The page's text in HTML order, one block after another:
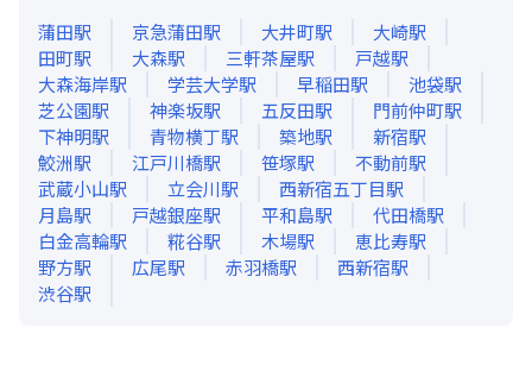
蒲田駅 京急蒲田駅 大井町駅 大崎駅
田町駅 大森駅 三軒茶屋駅 戸越駅
大森海岸駅 学芸大学駅 早稲田駅 池袋駅
芝公園駅 神楽坂駅 五反田駅 門前仲町駅
下神明駅 青物横丁駅 築地駅 新宿駅
鮫洲駅 江戸川橋駅 笹塚駅 不動前駅
武蔵小山駅 立会川駅 西新宿五丁目駅
月島駅 戸越銀座駅 平和島駅 代田橋駅
白金高輪駅 糀谷駅 木場駅 恵比寿駅
野方駅 広尾駅 赤羽橋駅 西新宿駅
渋谷駅